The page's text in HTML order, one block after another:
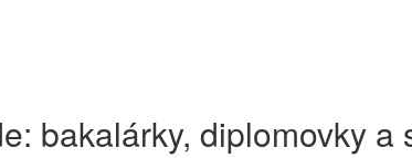
bakalárky, diplomovky a